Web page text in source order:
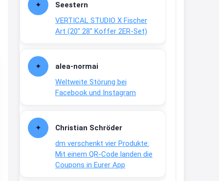
Seestern
VERTICAL STUDIO X Fischer
Art (20″ 28″ Koffer 2ER-Set)
alea-normai
Weltweite Störung bei
Facebook und Instagram
Christian Schröder
dm verschenkt vier Produkte:
Mit einem QR-Code landen die
Coupons in Eurer App
An 01.08. / Sensodyne Rabatt 3€
/ max. 15.000www.erlebe-
↩
www.meineapotheke.de/
2:19
↩
Joachim